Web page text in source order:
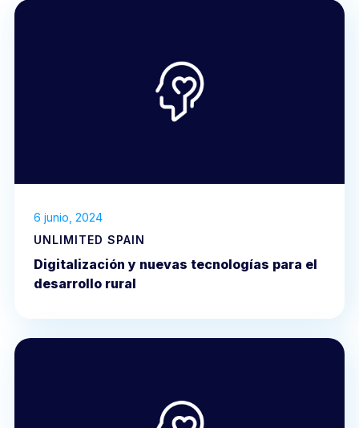
6 junio, 2024
UNLIMITED SPAIN
Digitalización y nuevas tecnologías para el
desarrollo rural